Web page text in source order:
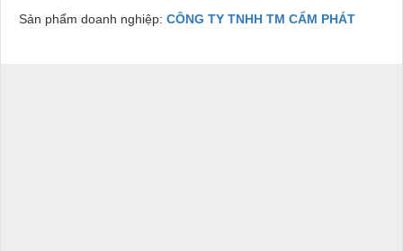
Sản phẩm doanh nghiệp: CÔNG TY TNHH TM CẨM PHÁT